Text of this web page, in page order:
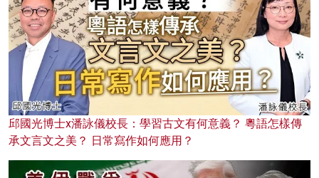
邱國光博士x潘詠儀校長：學習古文有何意義？ 粵語怎樣傳
承文言文之美？ 日常寫作如何應用？